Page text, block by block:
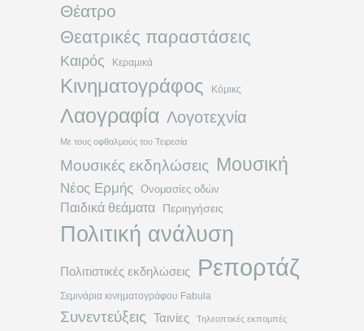
Θέατρο
Θεατρικές παραστάσεις
Καιρός Κεραμικά
Κινηματογράφος Κόμικς
Λαογραφία Λογοτεχνία
Με τους οφθαλμούς του Τειρεσία
Μουσικές εκδηλώσεις Μουσική
Νέος Ερμής Ονομασίες οδών
Παιδικά θεάματα Περιηγήσεις
Πολιτική ανάλυση
Πολιτιστικές εκδηλώσεις Ρεπορτάζ
Σεμινάρια κινηματογράφου Fabula
Συνεντεύξεις Ταινίες Τηλεοπτικές εκπομπές